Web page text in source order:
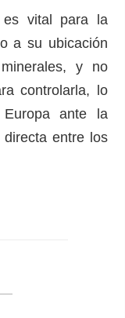
es vital para la
a su ubicación
y no
controlarla, lo
ante la
entre los